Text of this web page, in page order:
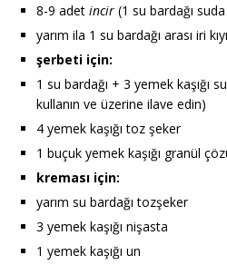
8-9 adet incir (1 su bardağı suda
yarım ila 1 su bardağı arası iri
şerbeti için:
1 su bardağı + 3 yemek kaşığı su
kullanın ve üzerine ilave edin)
4 yemek kaşığı toz şeker
1 buçuk yemek kaşığı granül
kreması için:
yarım su bardağı tozşeker
3 yemek kaşığı nişasta
1 yemek kaşığı un